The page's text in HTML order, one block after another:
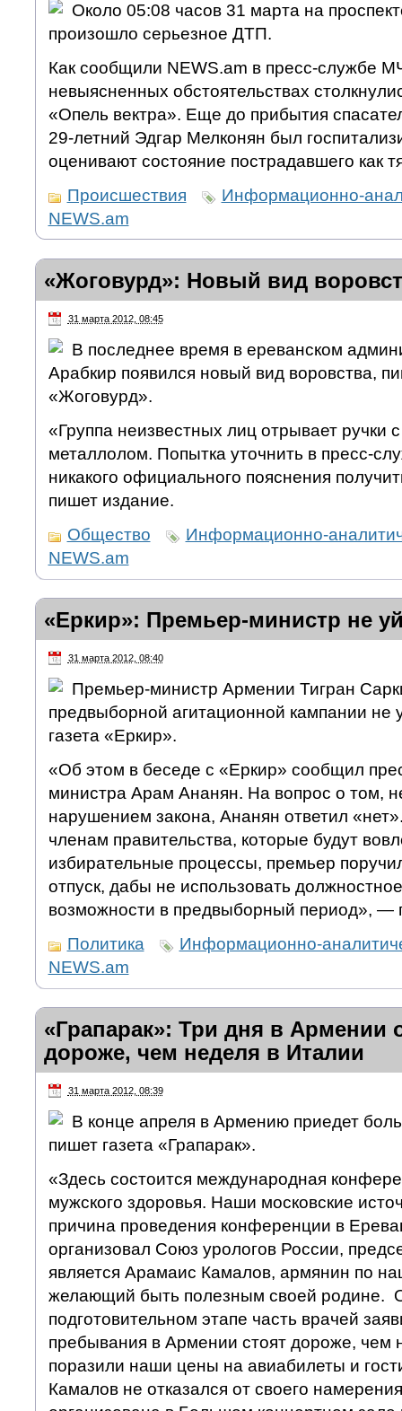
Около 05:08 часов 31 марта на
произошло серьезное ДТП.
Как сообщили NEWS.am в пресс-службе
невыясненных обстоятельствах
«Опель вектра». Еще до прибытия
29-летний Эдгар Мелконян был
оценивают состояние пострадавшего как
Происшествия
Информационно-
NEWS.am
«Жоговурд»: Новый вид
31 марта 2012, 08:45
В последнее время в ереванском
Арабкир появился новый вид воровства,
«Жоговурд».
«Группа неизвестных лиц отрывает ручки
металлолом. Попытка уточнить в пресс-
никакого официального пояснения
пишет издание.
Общество
Информационно-
NEWS.am
«Еркир»: Премьер-министр не
31 марта 2012, 08:40
Премьер-министр Армении Тигран
предвыборной агитационной кампании не
газета «Еркир».
«Об этом в беседе с «Еркир» сообщил
министра Арам Ананян. На вопрос о том,
нарушением закона, Ананян ответил
членам правительства, которые будут
избирательные процессы, премьер
отпуск, дабы не использовать
возможности в предвыборный период», —
Политика
Информационно-
NEWS.am
«Грапарак»: Три дня в Армении
дороже, чем неделя в Италии
31 марта 2012, 08:39
В конце апреля в Армению приедет
пишет газета «Грапарак».
«Здесь состоится международная
мужского здоровья. Наши московские
причина проведения конференции в
организовал Союз урологов России,
является Арамаис Камалов, армянин по
желающий быть полезным своей родине.
подготовительном этапе часть врачей
пребывания в Армении стоят дороже, чем
поразили наши цены на авиабилеты и
Камалов не отказался от своего